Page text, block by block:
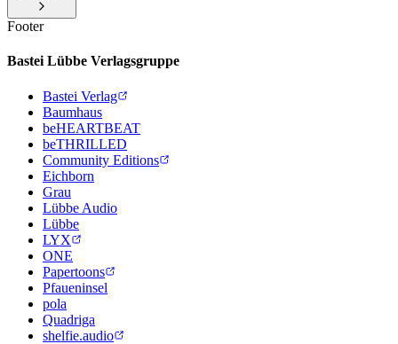
Footer
Bastei Lübbe Verlagsgruppe
Bastei Verlag
Baumhaus
beHEARTBEAT
beTHRILLED
Community Editions
Eichborn
Grau
Lübbe Audio
Lübbe
LYX
ONE
Papertoons
Pfaueninsel
pola
Quadriga
shelfie.audio